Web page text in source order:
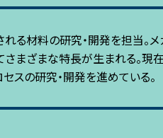
る材料の研究・開発を担当。
さまざまな特長が生まれる。現
スの研究・開発を進めている。